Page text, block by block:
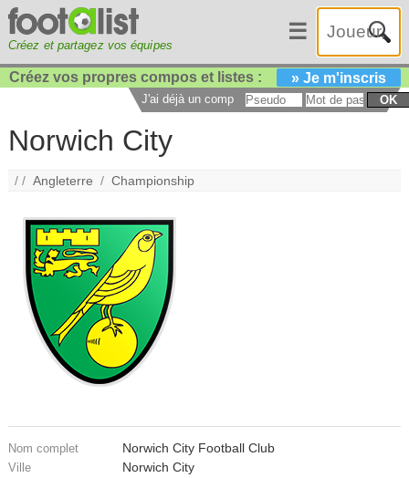
Créez et partagez vos équipes
☰
Créez vos propres compos et listes : » Je m'inscris
J'ai déjà un compte : OK
Norwich City
/ /Angleterre /Championship
Nom complet Norwich City Football Club
Ville Norwich City